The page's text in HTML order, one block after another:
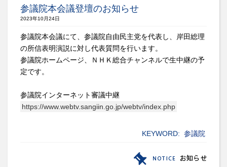
参議院本会議登壇のお知らせ
2023年10月24日
参議院本会議にて、参議院自由民主党を代表し、岸田総理
の所信表明演説に対し代表質問を行います。
参議院ホームページ、ＮＨＫ総合チャンネルで生中継の予
定です。
参議院インターネット審議中継
https://www.webtv.sangiin.go.jp/webtv/index.php
KEYWORD: 参議院